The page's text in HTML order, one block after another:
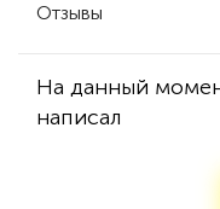
Отзывы
На данный
написал